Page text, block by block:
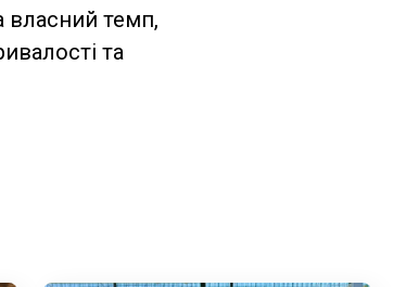
власний темп,
та